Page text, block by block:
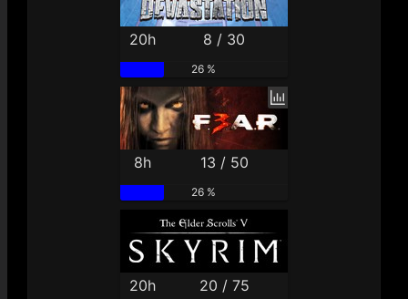
20h 8 / 30
26 %
8h 13 / 50
26 %
20h 20 / 75